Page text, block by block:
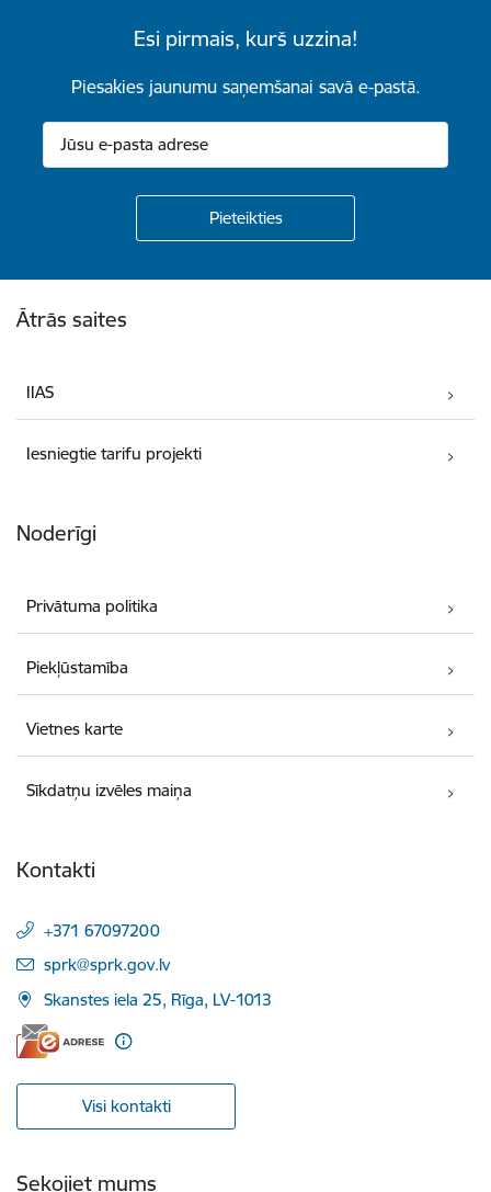
Esi pirmais, kurš uzzina!
Piesakies jaunumu saņemšanai savā e-pastā.
Ātrās saites
IIAS
Iesniegtie tarifu projekti
Noderīgi
Privātuma politika
Piekļūstamība
Vietnes karte
Sīkdatņu izvēles maiņa
Kontakti
+371 67097200
E-pasts:
sprk@sprk.gov.lv
Skanstes iela 25, Rīga, LV-1013
Visi kontakti
Sekojiet mums